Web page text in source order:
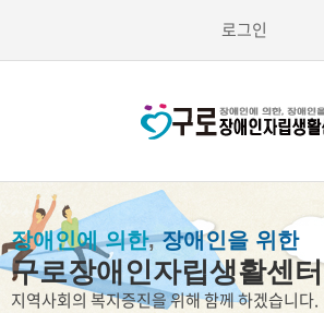
로그인
장애인에 의한,장애인을 위한
구로장애인자립생활센터
지역사회의 복지증진을 위해 함께 하겠습니다.